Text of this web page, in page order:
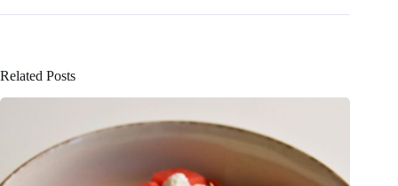
Related Posts